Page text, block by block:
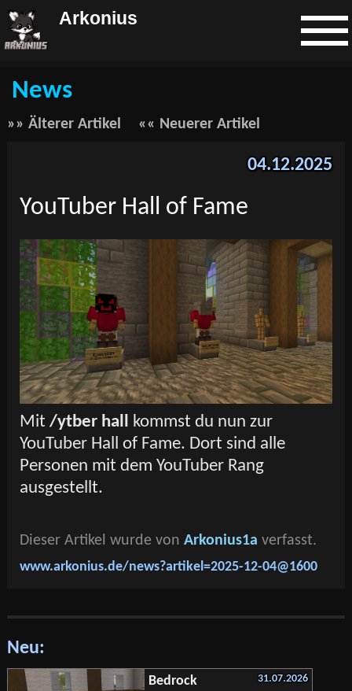
Arkonius
News
»» Älterer Artikel «« Neuerer Artikel
04.12.2025
YouTuber Hall of Fame
Mit /ytber hall kommst du nun zur
YouTuber Hall of Fame. Dort sind alle
Personen mit dem YouTuber Rang
ausgestellt.
Dieser Artikel wurde von Arkonius1a verfasst.
www.arkonius.de/news?artikel=2025-12-04@1600
Neu:
Bedrock
31.07.2026